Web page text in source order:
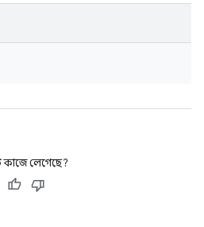
কাজে লেগেছে?